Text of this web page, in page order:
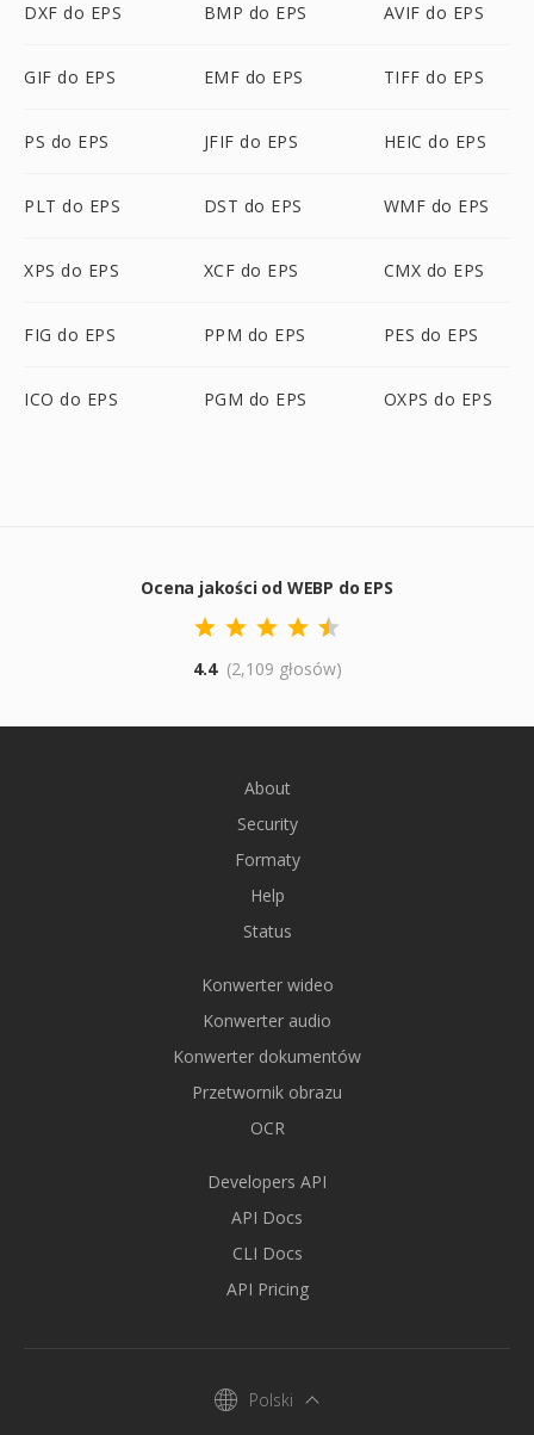
DXF do EPS BMP do EPS AVIF do EPS
GIF do EPS EMF do EPS TIFF do EPS
PS do EPS JFIF do EPS HEIC do EPS
PLT do EPS DST do EPS WMF do EPS
XPS do EPS XCF do EPS CMX do EPS
FIG do EPS PPM do EPS PES do EPS
ICO do EPS PGM do EPS OXPS do EPS
Ocena jakości od WEBP do EPS
4.4 (2,109 głosów)
About
Security
Formaty
Help
Status
Konwerter wideo
Konwerter audio
Konwerter dokumentów
Przetwornik obrazu
OCR
Developers API
API Docs
CLI Docs
API Pricing
Polski